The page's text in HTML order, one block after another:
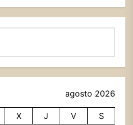
agosto 2026
X J V
S